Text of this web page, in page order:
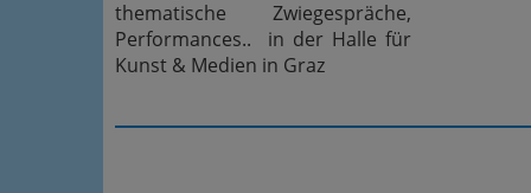
thematische Zwiegespräche,
Performances.. in der Halle für
Kunst & Medien in Graz